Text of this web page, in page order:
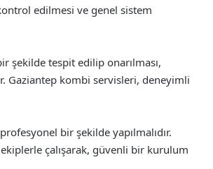
edilmesi ve genel sistem
şekilde tespit edilip onarılması,
Gaziantep kombi servisleri, deneyimli
bir şekilde yapılmalıdır.
çalışarak, güvenli bir kurulum